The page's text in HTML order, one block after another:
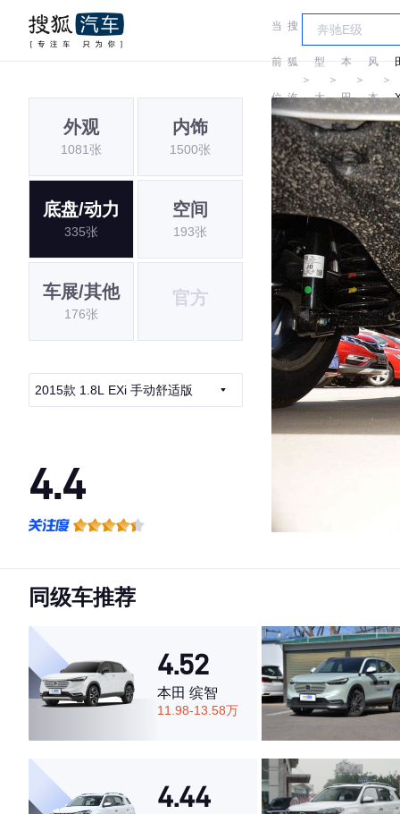
当
前
位
置:
搜
狐
汽
车
＞
车
型
大
全
＞
本
田
＞
风
本
田
＞
外观
1081张
内饰
1500张
底盘/动力
335张
空间
193张
车展/其他
176张
官方
2015款 1.8L EXi 手动舒适版
4.4
·空间表现较为优秀，优于67%同级车
同级车推荐
4.52
本田 缤智
11.98-13.58万
4.44